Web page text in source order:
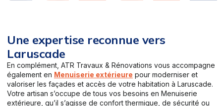
Une expertise reconnue vers
Laruscade
En complément, ATR Travaux & Rénovations vous accompagne
également en Menuiserie extérieure pour moderniser et
valoriser les façades et accès de votre habitation à Laruscade.
Votre artisan s’occupe de tous vos besoins en Menuiserie
extérieure, qu’il s’agisse de confort thermique, de sécurité ou